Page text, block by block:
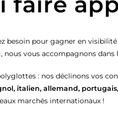
besoin pour gagner en
vous accompagnons
: nos déclinons vos
italien, allemand,
marchés internationaux !